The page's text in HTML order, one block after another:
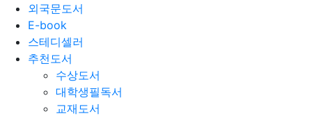
외국문도서
E-book
스테디셀러
추천도서
수상도서
대학생필독서
교재도서